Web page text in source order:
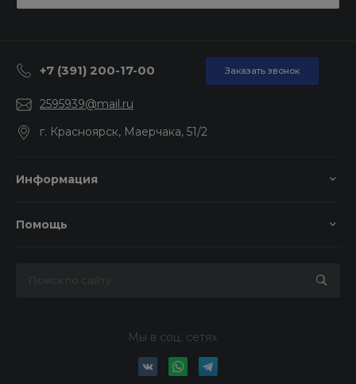
+7 (391) 200-17-00 Заказать звонок
2595939@mail.ru
г. Красноярск, Маерчака, 51/2
Информация
Помощь
Мы в соц. сетях